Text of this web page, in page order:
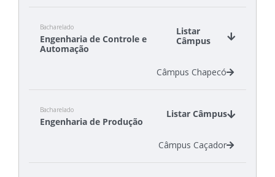
Câmpus Florianópolis
Câmpus São Carlos
Bacharelado
Engenharia de Controle e
Automação
Listar
Câmpus
Câmpus Chapecó
Bacharelado
Engenharia de Produção
Listar Câmpus
Câmpus Caçador